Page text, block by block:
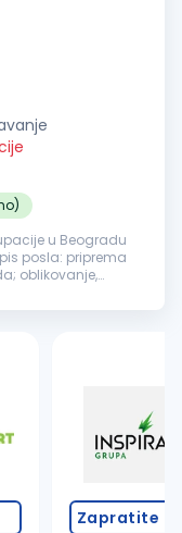
u Beogradu
posla: priprema
oblikovanje,
Zapratite